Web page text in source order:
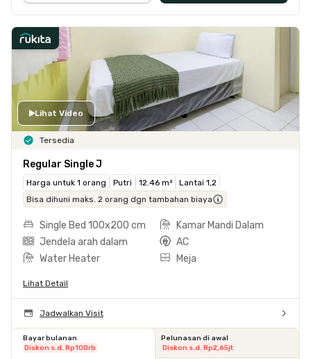
Lihat Video
Tersedia
Regular Single J
Harga untuk 1 orang Putri 12.46 m²
Lantai 1,2
Bisa dihuni maks. 2 orang dgn tambahan biaya
Single Bed 100x200 cm
Kamar Mandi Dalam
Jendela arah dalam
AC
Water Heater
Meja
Lihat Detail
Jadwalkan Visit
Bayar bulanan
Diskon s.d. Rp100rb
Pelunasan di awal
Diskon s.d. Rp2,65jt